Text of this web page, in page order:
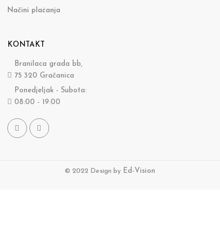
Načini plaćanja
KONTAKT
Branilaca grada bb,
75 320 Gračanica
Ponedjeljak - Subota:
08:00 - 19:00
© 2022 Design by Ed-Vision